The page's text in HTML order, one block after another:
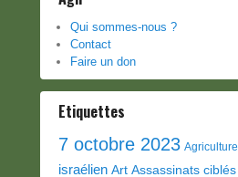
Qui sommes-nous ?
Contact
Faire un don
Etiquettes
7 octobre 2023 Agriculture
israélien Art Assassinats ciblés